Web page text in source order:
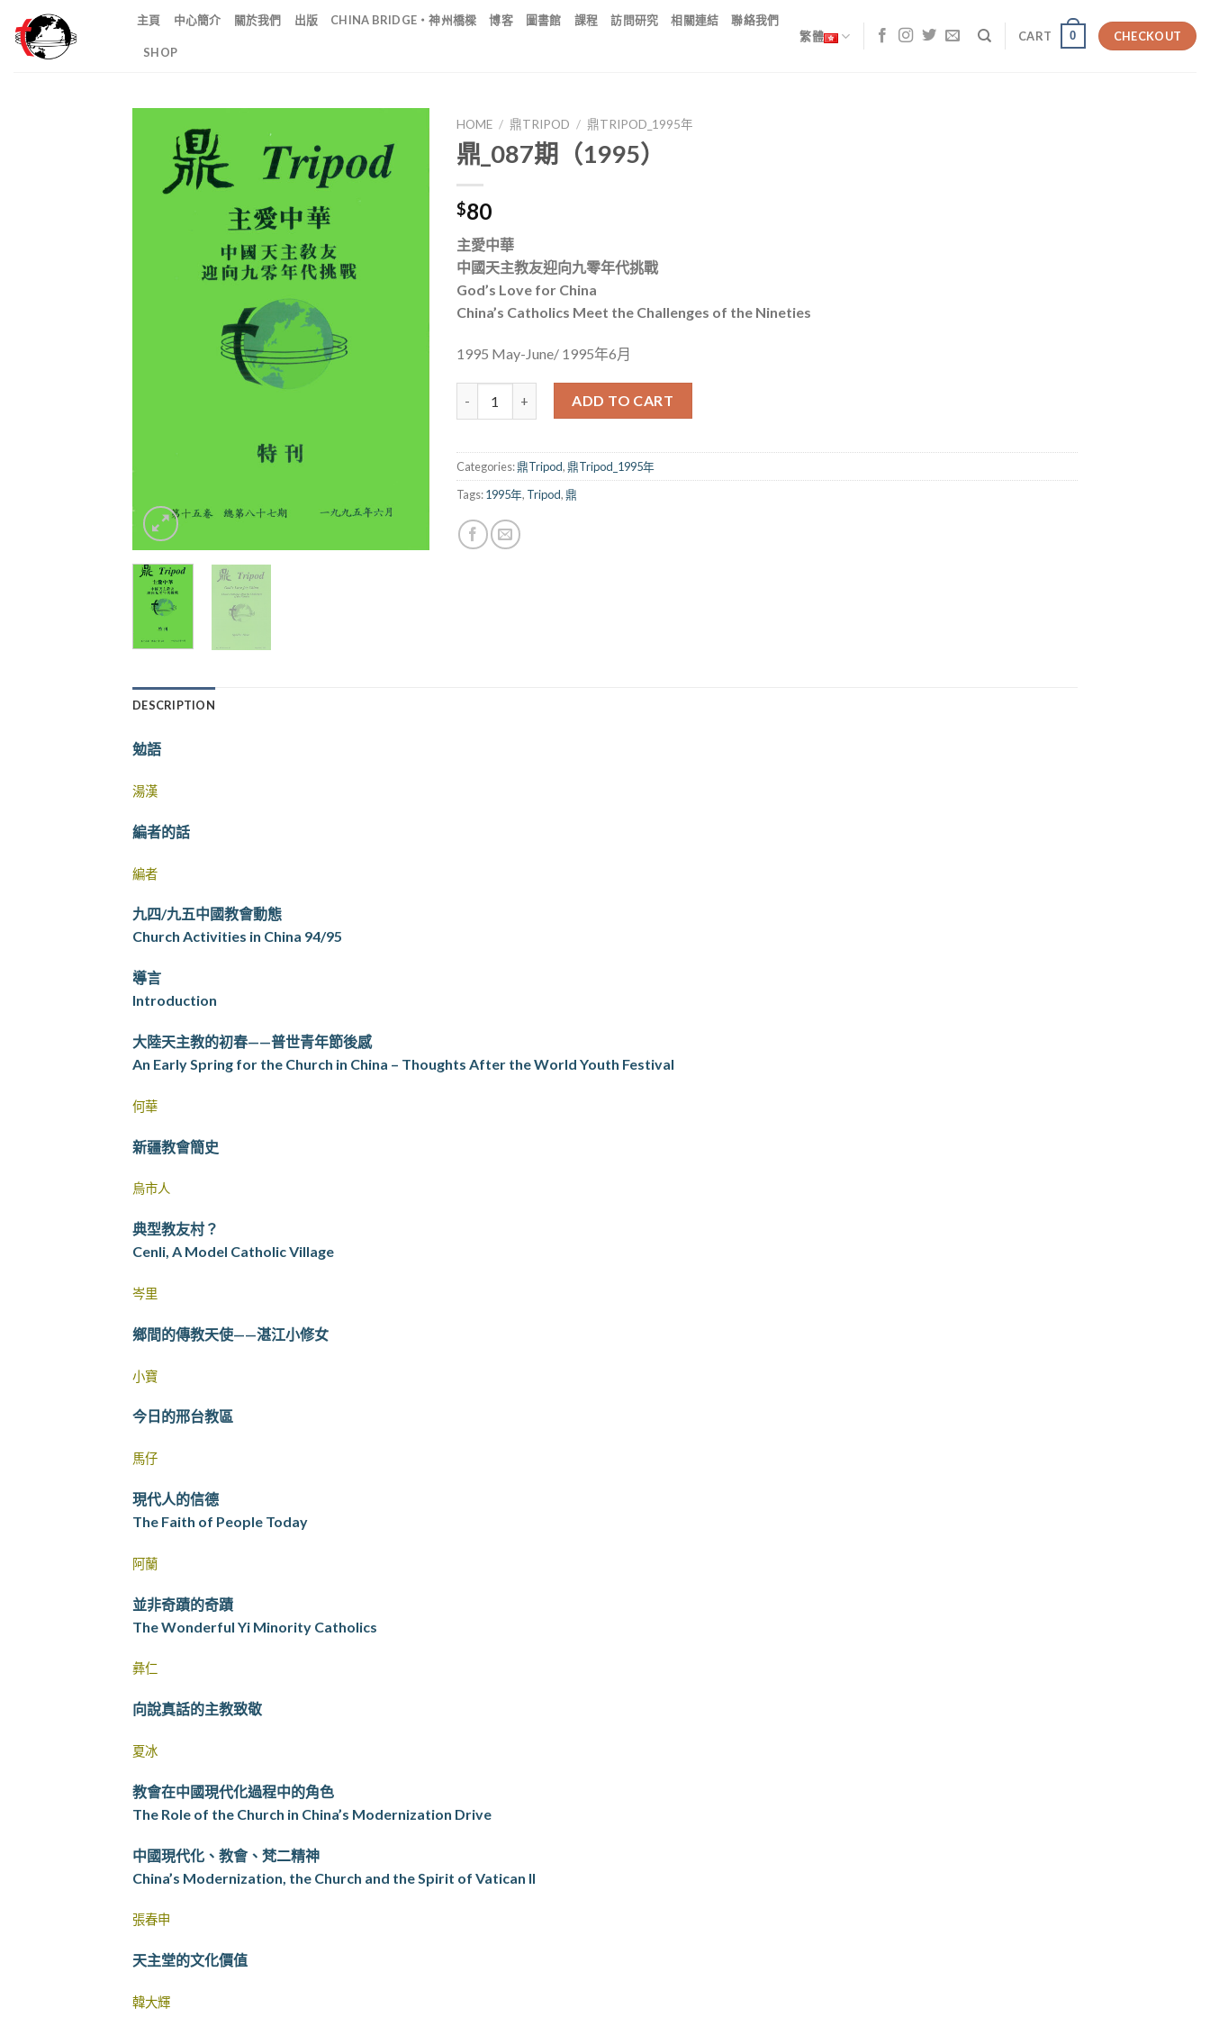
content
主頁 中心簡介 關於我們 出版 CHINA BRIDGE・神州橋樑 博客 圖書館 課程 訪問研究 相關連結 聯絡我們
SHOP
繁體 CART 0 CHECKOUT
HOME / 鼎TRIPOD / 鼎TRIPOD_1995年
鼎_087期（1995）
$80
主愛中華
中國天主教友迎向九零年代挑戰
God’s Love for China
China’s Catholics Meet the Challenges of the Nineties
1995 May-June/ 1995年6月
ADD TO CART
Categories:鼎Tripod,鼎Tripod_1995年
Tags:1995年, Tripod,鼎
DESCRIPTION
勉語
湯漢
編者的話
編者
九四/九五中國教會動態
Church Activities in China 94/95
導言
Introduction
大陸天主教的初春——普世青年節後感
An Early Spring for the Church in China – Thoughts After the World Youth Festival
何華
新疆教會簡史
烏市人
典型教友村？
Cenli, A Model Catholic Village
岑里
鄉間的傳教天使——湛江小修女
小寶
今日的邢台教區
馬仔
現代人的信德
The Faith of People Today
阿蘭
並非奇蹟的奇蹟
The Wonderful Yi Minority Catholics
彝仁
向說真話的主教致敬
夏冰
教會在中國現代化過程中的角色
The Role of the Church in China’s Modernization Drive
中國現代化、教會、梵二精神
China’s Modernization, the Church and the Spirit of Vatican II
張春申
天主堂的文化價值
韓大輝